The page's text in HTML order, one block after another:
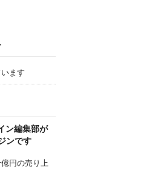
ます
ン編集部が
ンです
円の売り上